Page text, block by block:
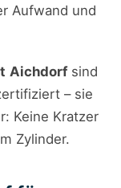
Aufwand und
Aichdorfsind
– sie
Keine Kratzer
Zylinder.